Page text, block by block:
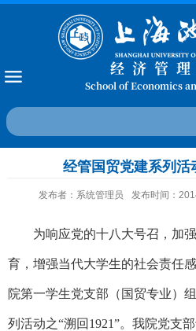
经济管
School of Economics
经管国贸党建系列活
发布者：系统管理员 发布时间：
为响应党的十八大号召，加
育，增强当代大学生的社会责任感
院第一学生党支部（国贸专业）
列活动之“溯回 1921”。我院党支